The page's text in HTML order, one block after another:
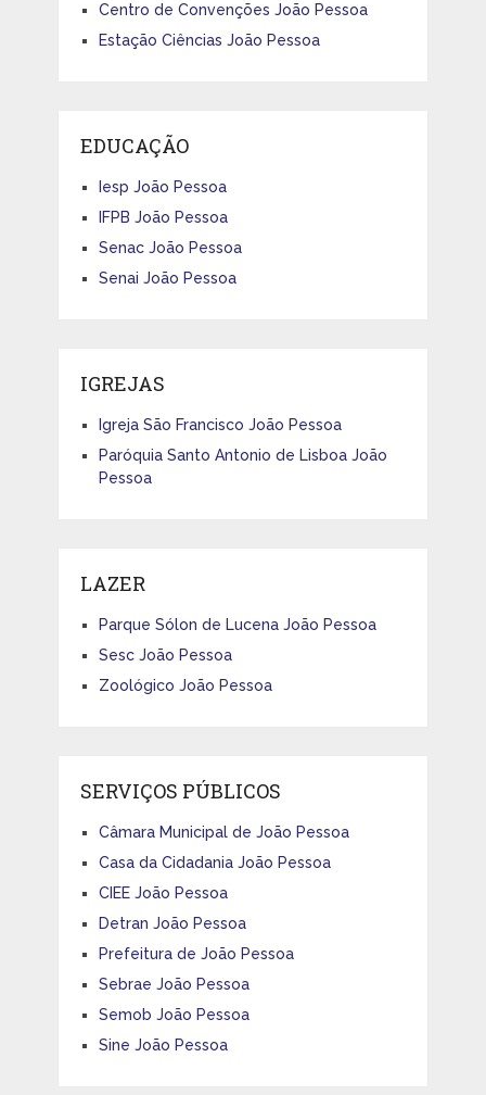
Centro de Convenções João Pessoa
Estação Ciências João Pessoa
EDUCAÇÃO
Iesp João Pessoa
IFPB João Pessoa
Senac João Pessoa
Senai João Pessoa
IGREJAS
Igreja São Francisco João Pessoa
Paróquia Santo Antonio de Lisboa João
Pessoa
LAZER
Parque Sólon de Lucena João Pessoa
Sesc João Pessoa
Zoológico João Pessoa
SERVIÇOS PÚBLICOS
Câmara Municipal de João Pessoa
Casa da Cidadania João Pessoa
CIEE João Pessoa
Detran João Pessoa
Prefeitura de João Pessoa
Sebrae João Pessoa
Semob João Pessoa
Sine João Pessoa